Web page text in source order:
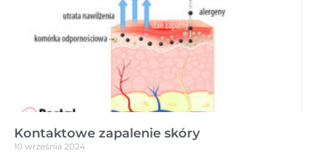
Kontaktowe zapalenie skóry
10 września 2024